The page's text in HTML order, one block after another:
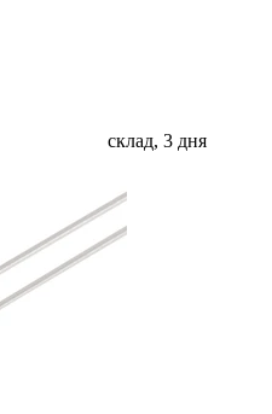
склад, 3 дня